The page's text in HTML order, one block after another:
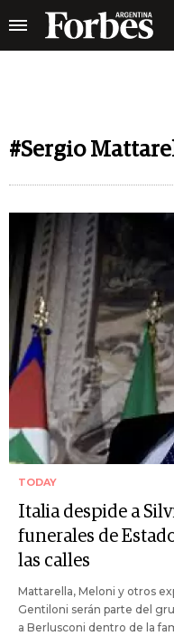
#Sergio
TODAY
Italia despide a
funerales de
las calles
Mattarella, Meloni y otros
Gentiloni serán parte del
a Berlusconi dentro de la